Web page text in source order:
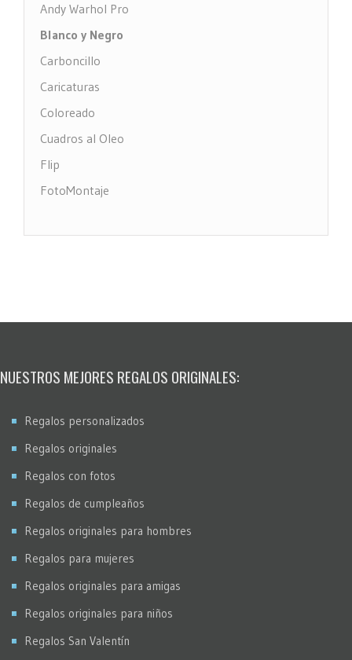
Andy Warhol Pro
Blanco y Negro
Carboncillo
Caricaturas
Coloreado
Cuadros al Oleo
Flip
FotoMontaje
Puntos
Stencil
NUESTROS MEJORES REGALOS ORIGINALES:
Regalos personalizados
Regalos originales
Regalos con fotos
Regalos de cumpleaños
Regalos originales para hombres
Regalos para mujeres
Regalos originales para amigas
Regalos originales para niños
Regalos San Valentín